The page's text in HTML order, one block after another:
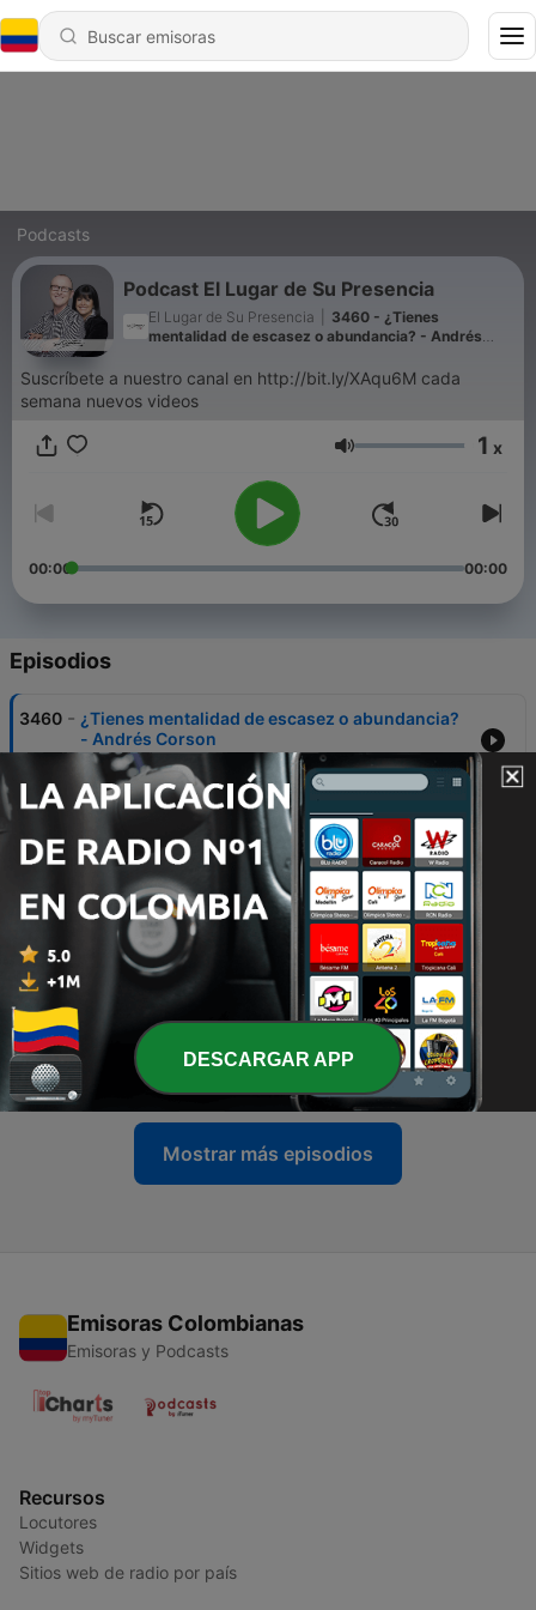
Podcasts
Podcast El Lugar de Su Presencia
El Lugar de Su Presencia
3460 - ¿Tienes
mentalidad de escasez o abundancia? - Andrés
Suscríbete a nuestro canal en http://bit.ly/XAqu6M cada
semana nuevos videos
Volumen 1 x
00:00 00:00
Episodios
3460 - ¿Tienes mentalidad de escasez o abundancia?
- Andrés Corson
28 jul. 2026
3459 - Tienes todo lo que necesitas - David Hall
28 jul. 2026
Más el justo por la fe vivirá - Orlando Reyes
28 jul. 2026
3457 - El milagro de saber esperar - Natalia Nieto
28 jul. 2026
3456 - Más que un jugo de remolacha - Carlos Olmos
28 jul. 2026
Mostrar más episodios
Emisoras Colombianas
Emisoras y Podcasts
Recursos
Locutores
Widgets
Sitios web de radio por país
DESCARGAR APP